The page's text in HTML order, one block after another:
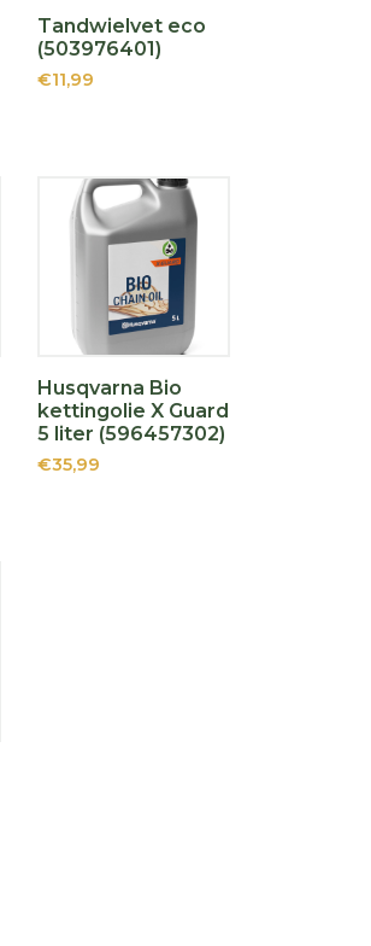
Tandwielvet eco
(503976401)
€11,99
Husqvarna Bio
kettingolie X Guard
5 liter (596457302)
€35,99